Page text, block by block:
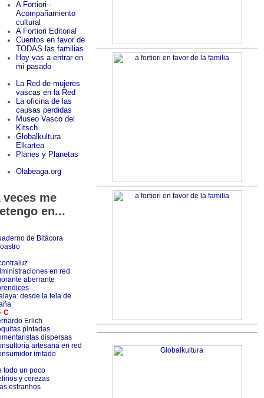
A Fortiori -
Acompañamiento
cultural
A Fortiori Editorial
Cuentos en favor de
TODAS las familias
Hoy vas a entrar en
mi pasado
La Red de mujeres
vascas en la Red
La oficina de las
causas perdidas
Museo Vasco del
Kitsch
Globalkultura
Elkartea
Planes y Planetas
Olabeaga.org
veces me
en...
de Bitácora
en red
aberrante
desde la tela de
C
Erlich
pintadas
dispersas
artesana en red
irritado
todo un poco
y cerezas
estranhos